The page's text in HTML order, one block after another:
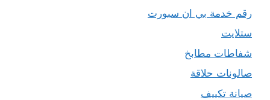
رقم خدمة بي ان سبورت
ستلايت
شفاطات مطابخ
صالونات حلاقة
صيانة تكييف